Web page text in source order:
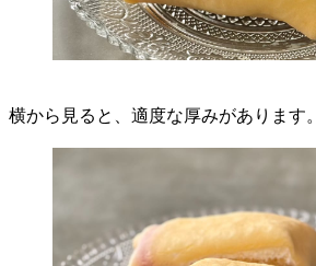
横から見ると、適度な厚みがあります。